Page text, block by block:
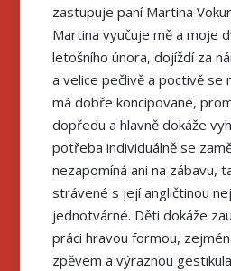
zastupuje paní Martina
Martina vyučuje mě a moje
letošního února, dojíždí za
a velice pečlivě a poctivě se
má dobře koncipované,
dopředu a hlavně dokáže
potřeba individuálně se
nezapomíná ani na zábavu,
strávené s její angličtinou
jednotvárné. Děti dokáže
práci hravou formou,
zpěvem a výraznou